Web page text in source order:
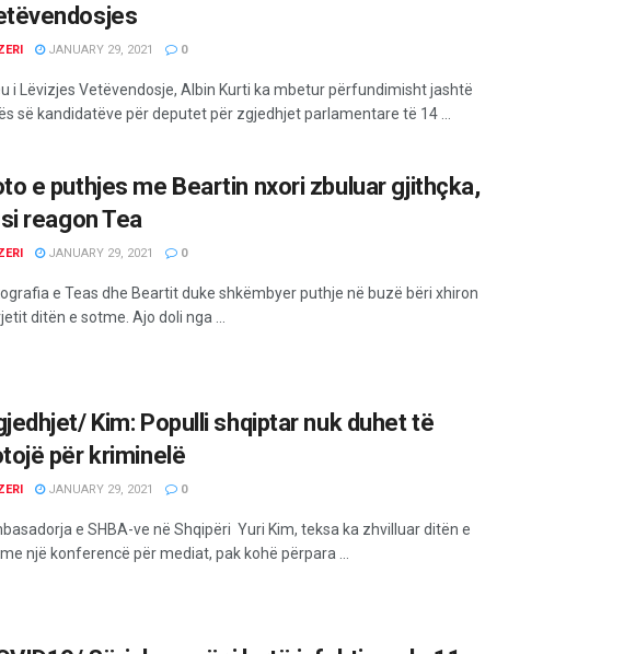
JANUARY 29, 2021 0
i Lëvizjes Vetëvendosje, Albin Kurti ka mbetur përfundimisht jashtë
së kandidatëve për deputet për zgjedhjet parlamentare të 14 ...
e puthjes me Beartin nxori zbuluar gjithçka,
reagon Tea
JANUARY 29, 2021 0
e Teas dhe Beartit duke shkëmbyer puthje në buzë bëri xhiron
ditën e sotme. Ajo doli nga ...
Kim: Populli shqiptar nuk duhet të
për kriminelë
JANUARY 29, 2021 0
e SHBA-ve në Shqipëri Yuri Kim, teksa ka zhvilluar ditën e
një konferencë për mediat, pak kohë përpara ...